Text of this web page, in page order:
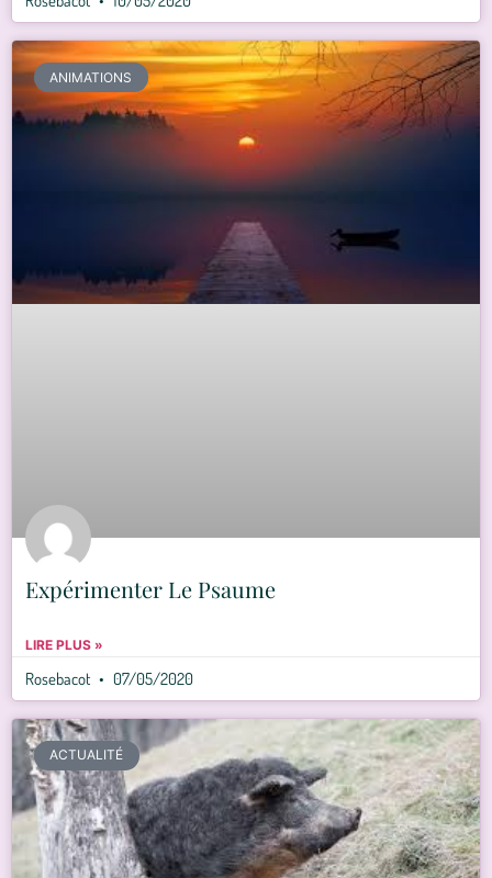
ANIMATIONS
Expérimenter Le Psaume
LIRE PLUS »
Rosebacot 07/05/2020
ACTUALITÉ